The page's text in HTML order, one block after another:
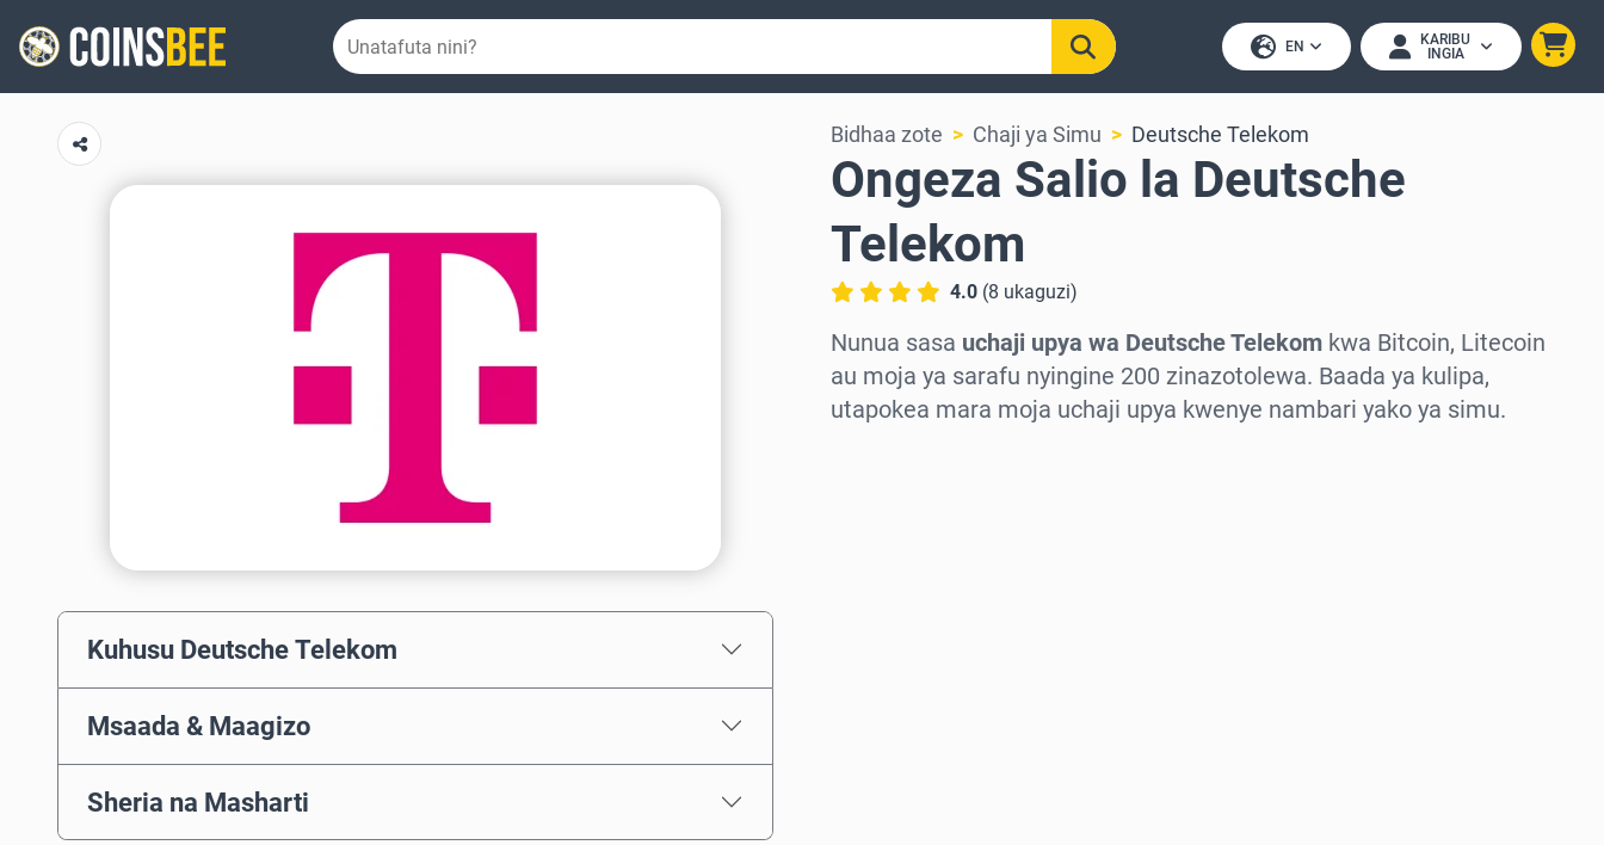
EN
KARIBU
INGIA
Kuhusu Deutsche Telekom
Msaada & Maagizo
Sheria na Masharti
Bidhaa zote Chaji ya Simu Deutsche Telekom
Ongeza Salio la Deutsche
Telekom
4.0 (8 ukaguzi)
Nunua sasa uchaji upya wa Deutsche Telekom kwa Bitcoin, Litecoin
au moja ya sarafu nyingine 200 zinazotolewa. Baada ya kulipa,
utapokea mara moja uchaji upya kwenye nambari yako ya simu.